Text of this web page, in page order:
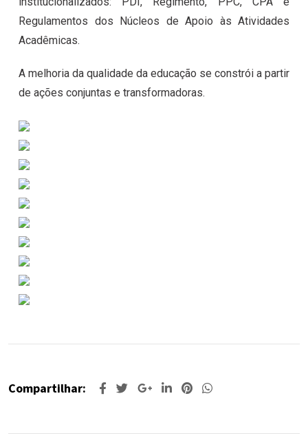
Regulamentos dos Núcleos de Apoio às Atividades
Acadêmicas.
A melhoria da qualidade da educação se constrói a partir
de ações conjuntas e transformadoras.
Compartilhar: